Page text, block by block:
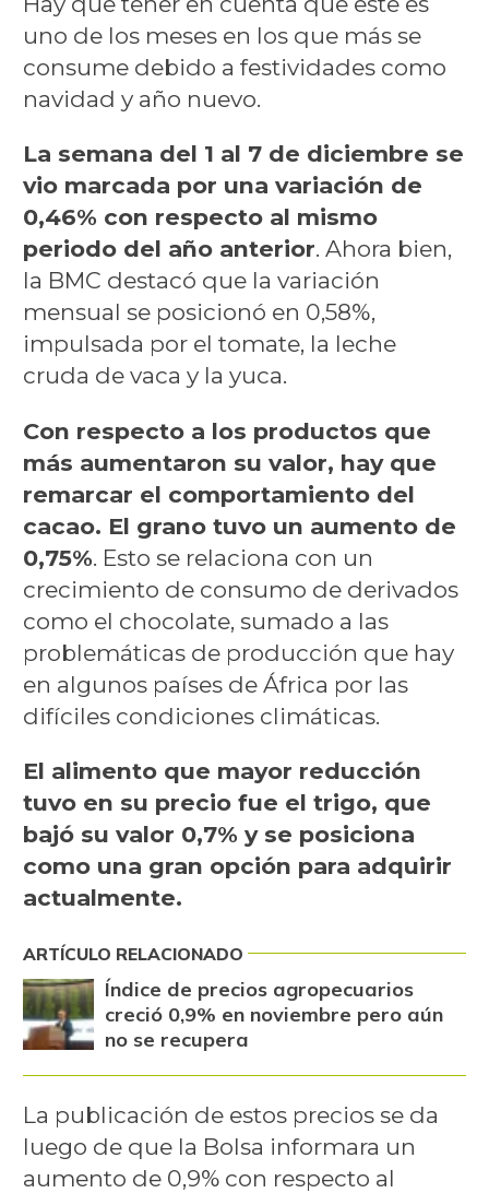
uno de los meses en los que más se
consume debido a festividades como
navidad y año nuevo.
La semana del 1 al 7 de diciembre se
vio marcada por una variación de
0,46% con respecto al mismo
periodo del año anterior. Ahora bien,
la BMC destacó que la variación
mensual se posicionó en 0,58%,
impulsada por el tomate, la leche
cruda de vaca y la yuca.
Con respecto a los productos que
más aumentaron su valor, hay que
remarcar el comportamiento del
cacao. El grano tuvo un aumento de
0,75%. Esto se relaciona con un
crecimiento de consumo de derivados
como el chocolate, sumado a las
problemáticas de producción que hay
en algunos países de África por las
difíciles condiciones climáticas.
El alimento que mayor reducción
tuvo en su precio fue el trigo, que
bajó su valor 0,7% y se posiciona
como una gran opción para adquirir
actualmente.
ARTÍCULO RELACIONADO
Índice de precios agropecuarios
creció 0,9% en noviembre pero aún
no se recupera
La publicación de estos precios se da
luego de que la Bolsa informara un
aumento de 0,9% con respecto al